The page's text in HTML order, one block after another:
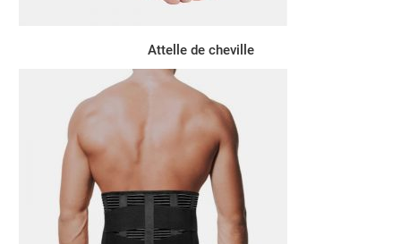
Attelle de cheville